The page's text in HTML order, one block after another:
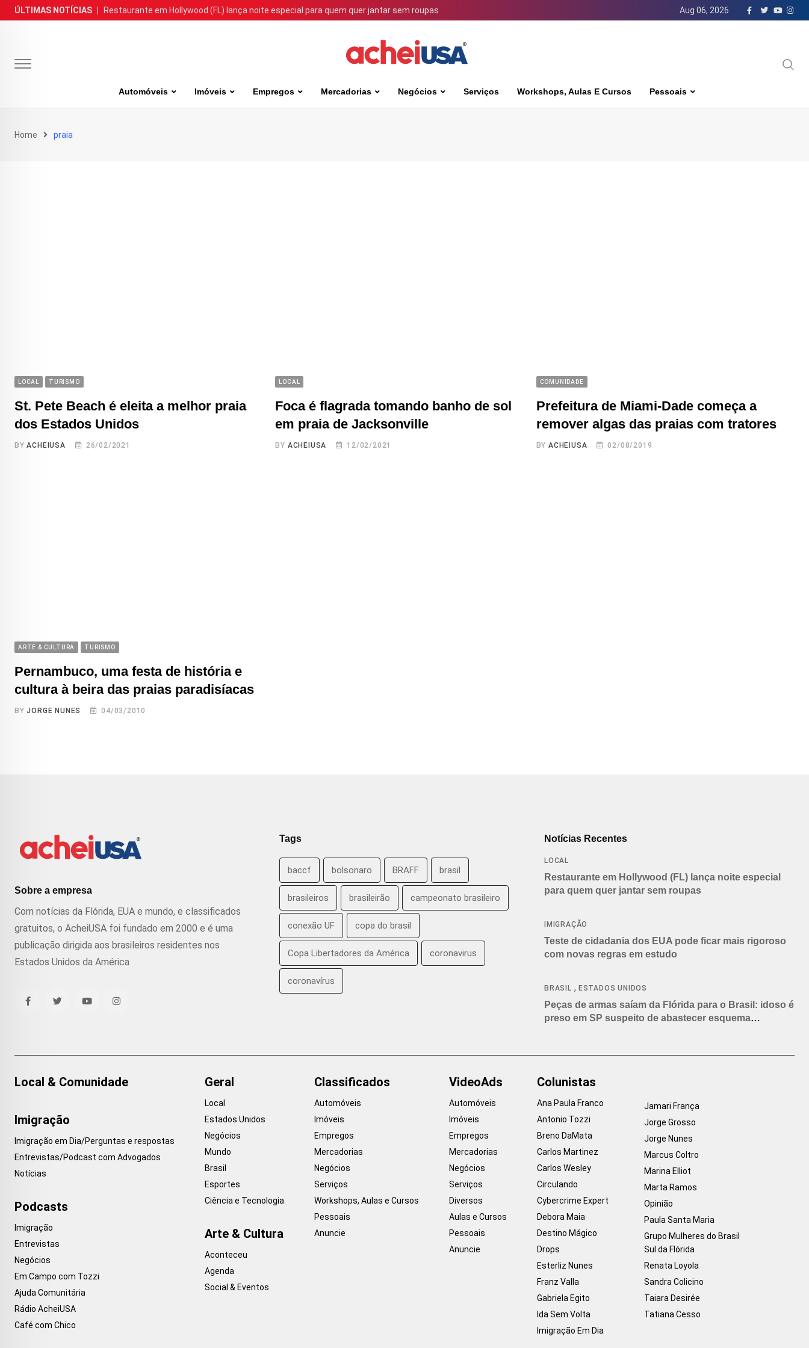
Skip
to
ÚLTIMAS NOTÍCIAS Restaurante em Hollywood (FL) lança noite especial para quem quer jantar sem roupas Aug 06, 2026
Automóveis Imóveis Empregos Mercadorias Negócios Serviços Workshops, Aulas E Cursos Pessoais
Home praia
LOCAL TURISMO
St. Pete Beach é eleita a melhor praia
dos Estados Unidos
BYACHEIUSA 26/02/2021
LOCAL
Foca é flagrada tomando banho de sol
em praia de Jacksonville
BY ACHEIUSA 12/02/2021
COMUNIDADE
Prefeitura de Miami-Dade começa a
remover algas das praias com tratores
BYACHEIUSA 02/08/2019
ARTE & CULTURA TURISMO
Pernambuco, uma festa de história e
cultura à beira das praias paradisíacas
BYJORGE NUNES 04/03/2010
Sobre a empresa
Com notícias da Flórida, EUA e mundo, e classificados
gratuitos, o AcheiUSA foi fundado em 2000 e é uma
publicação dirigida aos brasileiros residentes nos
Estados Unidos da América
Tags
baccf bolsonaro BRAFF brasil
brasileiros brasileirão campeonato brasileiro
conexão UF copa do brasil
Copa Libertadores da América coronavirus
coronavírus
Notícias Recentes
LOCAL
Restaurante em Hollywood (FL) lança noite especial
para quem quer jantar sem roupas
IMIGRAÇÃO
Teste de cidadania dos EUA pode ficar mais rigoroso
com novas regras em estudo
BRASIL , ESTADOS UNIDOS
Peças de armas saíam da Flórida para o Brasil: idoso é
preso em SP suspeito de abastecer esquema
Local & Comunidade
Imigração
Imigração em Dia/Perguntas e respostas
Entrevistas/Podcast com Advogados
Notícias
Podcasts
Imigração
Entrevistas
Negócios
Em Campo com Tozzi
Ajuda Comunitária
Rádio AcheiUSA
Café com Chico
Geral
Local
Estados Unidos
Negócios
Mundo
Brasil
Esportes
Ciência e Tecnologia
Arte & Cultura
Aconteceu
Agenda
Social & Eventos
Classificados
Automóveis
Imóveis
Empregos
Mercadorias
Negócios
Serviços
Workshops, Aulas e Cursos
Pessoais
Anuncie
VideoAds
Automóveis
Imóveis
Empregos
Mercadorias
Negócios
Serviços
Diversos
Aulas e Cursos
Pessoais
Anuncie
Colunistas
Ana Paula Franco
Antonio Tozzi
Breno DaMata
Carlos Martinez
Carlos Wesley
Circulando
Cybercrime Expert
Debora Maia
Destino Mágico
Drops
Esterliz Nunes
Franz Valla
Gabriela Egito
Ida Sem Volta
Imigração Em Dia
Jamari França
Jorge Grosso
Jorge Nunes
Marcus Coltro
Marina Elliot
Marta Ramos
Opinião
Paula Santa Maria
Grupo Mulheres do Brasil
Sul da Flórida
Renata Loyola
Sandra Colicino
Taiara Desirée
Tatiana Cesso